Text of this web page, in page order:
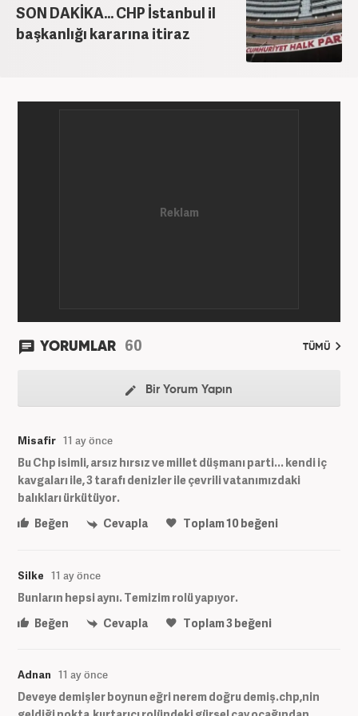
SON DAKİKA... CHP İstanbul il
başkanlığı kararına itiraz
YORUMLAR 60 TÜMÜ
Bir Yorum Yapın
Misafir 11 ay önce
Bu Chp isimli, arsız hırsız ve millet düşmanı parti... kendi iç
kavgaları ile, 3 tarafı denizler ile çevrili vatanımızdaki
balıkları ürkütüyor.
Beğen
Cevapla Toplam10beğeni
Silke 11 ay önce
Bunların hepsi aynı. Temizim rolü yapıyor.
Beğen
Cevapla Toplam3beğeni
Adnan 11 ay önce
Deveye demişler boynun eğri nerem doğru demiş.chp,nin